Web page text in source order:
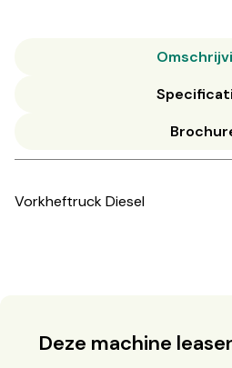
Vorkheftruck Diesel
Deze machine